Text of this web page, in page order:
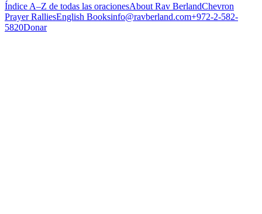
Índice A–Z de todas las oracionesAbout Rav BerlandChevron
Prayer RalliesEnglish Booksinfo@ravberland.com+972-2-582-
5820Donar